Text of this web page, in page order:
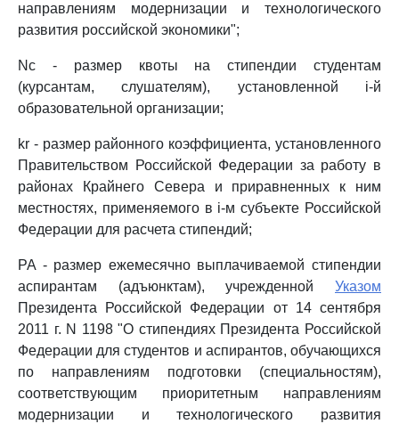
направлениям модернизации и технологического
развития российской экономики";
Nc - размер квоты на стипендии студентам
(курсантам, слушателям), установленной i-й
образовательной организации;
kr - размер районного коэффициента, установленного
Правительством Российской Федерации за работу в
районах Крайнего Севера и приравненных к ним
местностях, применяемого в i-м субъекте Российской
Федерации для расчета стипендий;
PA - размер ежемесячно выплачиваемой стипендии
аспирантам (адъюнктам), учрежденной Указом
Президента Российской Федерации от 14 сентября
2011 г. N 1198 "О стипендиях Президента Российской
Федерации для студентов и аспирантов, обучающихся
по направлениям подготовки (специальностям),
соответствующим приоритетным направлениям
модернизации и технологического развития